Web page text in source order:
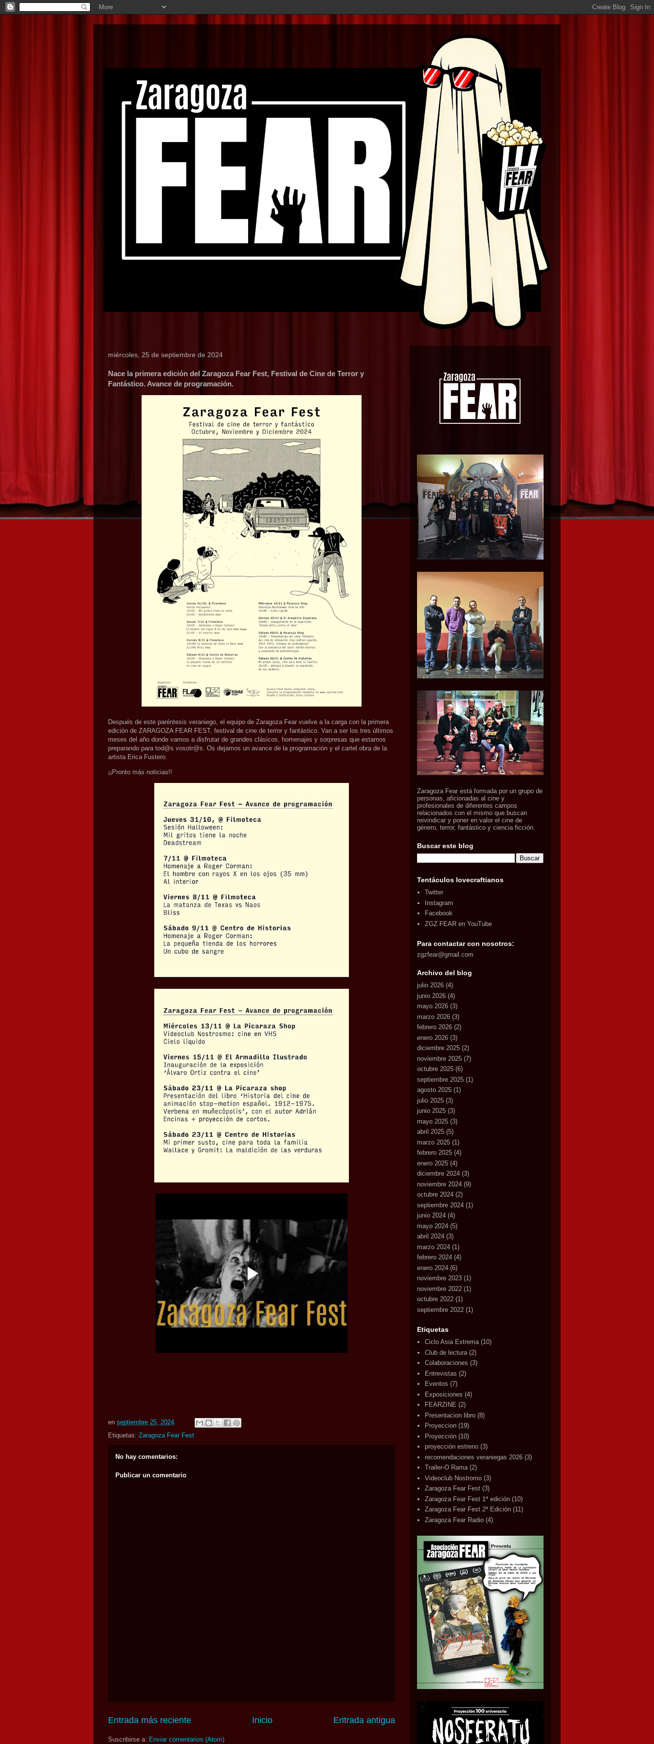
miércoles, 25 de septiembre de 2024
Nace la primera edición del Zaragoza Fear Fest, Festival de Cine de Terror y
Fantástico. Avance de programación.
Después de este paréntesis veraniego, el equipo de Zaragoza Fear vuelve a la carga con la primera
edición de ZARAGOZA FEAR FEST, festival de cine de terror y fantástico. Van a ser los tres últimos
meses del año donde vamos a disfrutar de grandes clásicos, homenajes y sorpresas que estamos
preparando para tod@s vosotr@s. Os dejamos un avance de la programación y el cartel obra de la
artista Erica Fustero.
¡¡Pronto más noticias!!
en septiembre 25, 2024
Etiquetas: Zaragoza Fear Fest
No hay comentarios:
Publicar un comentario
Entrada más reciente Entrada antigua
Inicio
Suscribirse a: Enviar comentarios (Atom)
Zaragoza Fear está formada por un grupo de
personas, aficionadas al cine y
profesionales de diferentes campos
relacionados con el mismo que buscan
reivindicar y poner en valor el cine de
género, terror, fantástico y ciencia ficción.
Buscar este blog
Tentáculos lovecraftianos
Twitter
Instagram
Facebook
ZGZ FEAR en YouTube
Para contactar con nosotros:
zgzfear@gmail.com
Archivo del blog
julio 2026 (4)
junio 2026 (4)
mayo 2026 (3)
marzo 2026 (3)
febrero 2026 (2)
enero 2026 (3)
diciembre 2025 (2)
noviembre 2025 (7)
octubre 2025 (6)
septiembre 2025 (1)
agosto 2025 (1)
julio 2025 (3)
junio 2025 (3)
mayo 2025 (3)
abril 2025 (5)
marzo 2025 (1)
febrero 2025 (4)
enero 2025 (4)
diciembre 2024 (3)
noviembre 2024 (9)
octubre 2024 (2)
septiembre 2024 (1)
junio 2024 (4)
mayo 2024 (5)
abril 2024 (3)
marzo 2024 (1)
febrero 2024 (4)
enero 2024 (6)
noviembre 2023 (1)
noviembre 2022 (1)
octubre 2022 (1)
septiembre 2022 (1)
Etiquetas
Ciclo Asia Extrema (10)
Club de lectura (2)
Colaboraciones (3)
Entrevistas (2)
Eventos (7)
Exposiciones (4)
FEARZINE (2)
Presentacion libro (8)
Proyeccion (19)
Proyección (10)
proyección estreno (3)
recomendaciones veraniegas 2026 (3)
Trailer-O Rama (2)
Videoclub Nostromo (3)
Zaragoza Fear Fest (3)
Zaragoza Fear Fest 1ª edición (10)
Zaragoza Fear Fest 2ª Edición (11)
Zaragoza Fear Radio (4)